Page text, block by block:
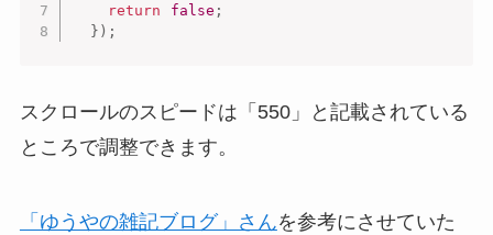
return
false ;
} ) ;
スクロールのスピードは「550」と記載されている
ところで調整できます。
「ゆうやの雑記ブログ」さんを参考にさせていた